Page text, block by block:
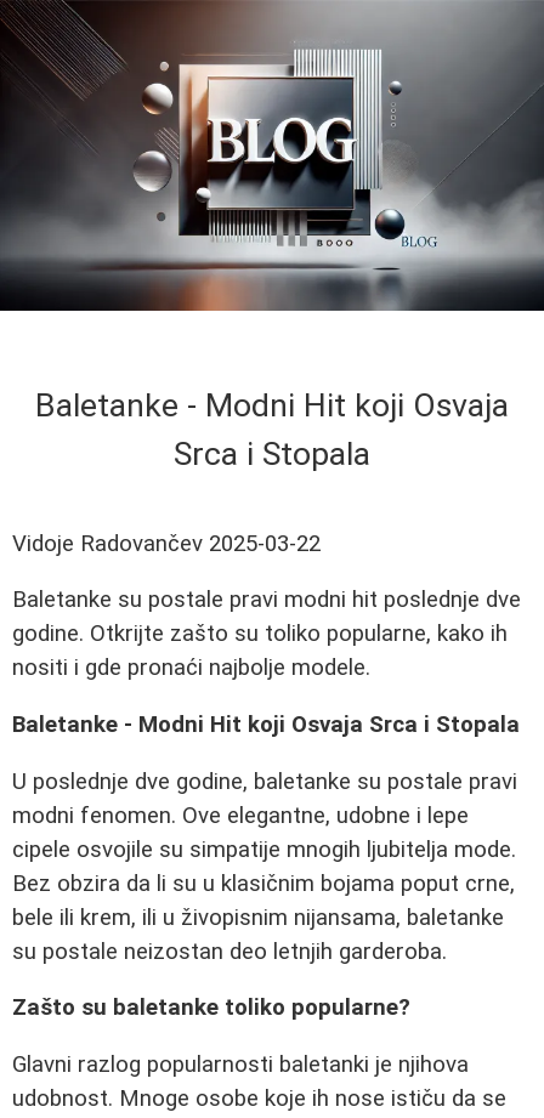
Baletanke - Modni Hit koji Osvaja
Srca i Stopala
Vidoje Radovančev 2025-03-22
Baletanke su postale pravi modni hit poslednje dve
godine. Otkrijte zašto su toliko popularne, kako ih
nositi i gde pronaći najbolje modele.
Baletanke - Modni Hit koji Osvaja Srca i Stopala
U poslednje dve godine, baletanke su postale pravi
modni fenomen. Ove elegantne, udobne i lepe
cipele osvojile su simpatije mnogih ljubitelja mode.
Bez obzira da li su u klasičnim bojama poput crne,
bele ili krem, ili u živopisnim nijansama, baletanke
su postale neizostan deo letnjih garderoba.
Zašto su baletanke toliko popularne?
Glavni razlog popularnosti baletanki je njihova
udobnost. Mnoge osobe koje ih nose ističu da se